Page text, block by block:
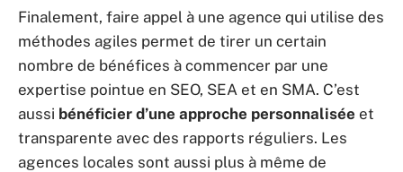
Finalement, faire appel à une agence qui utilise des
méthodes agiles permet de tirer un certain
nombre de bénéfices à commencer par une
expertise pointue en SEO, SEA et en SMA. C’est
aussi bénéficier d’une approche personnalisée et
transparente avec des rapports réguliers. Les
agences locales sont aussi plus à même de